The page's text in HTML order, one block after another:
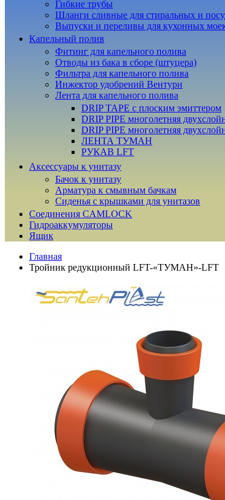
Гибкие трубы
Шланги сливные для стиральных и
Выпуски и переливы для кухонных
Капельный полив
Фитинг для капельного полива
Отводы из бака в сборе (штуцера)
Фильтра для капельного полива
Инжектор удобрений Вентури
Лента для капельного полива
DRIP TAPE с плоским эмиттером
DRIP PIPE многолетняя
DRIP PIPE многолетняя
ЛЕНТА ТУМАН
РУКАВ LFT
Аксессуары к унитазу
Бачок к унитазу
Арматура к смывным бачкам
Сиденья с крышками для унитазов
Соединения CAMLOCK
Гидроаккумуляторы
Ящик
Главная
Тройник редукционный LFT-«ТУМАН»-LFT